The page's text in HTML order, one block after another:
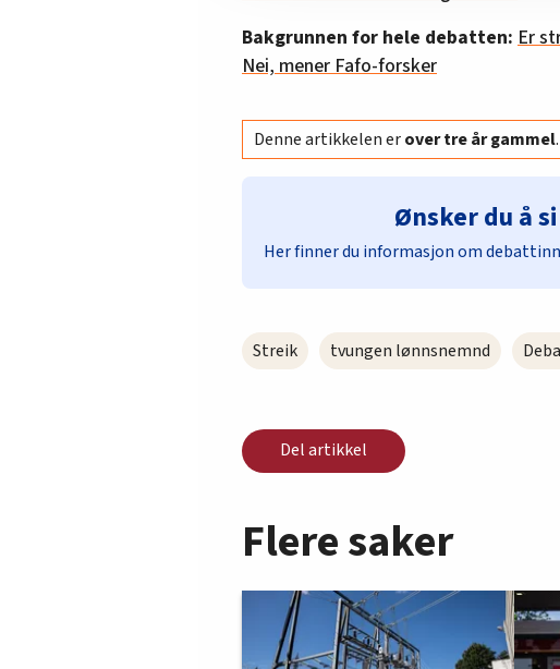
Bakgrunnen for hele debatten: Er
Nei, mener Fafo-forsker
Denne artikkelen erover tre år gammel.
Ønsker du å
Her finner du informasjon om
Streik tvungen lønnsnemnd
Del artikkel
Flere saker